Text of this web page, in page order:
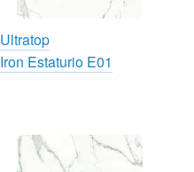
Ultratop
Iron Estaturio E01